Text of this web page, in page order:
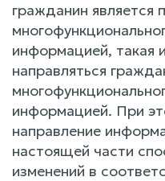
гражданин является
информацией, такая
направляться
информацией. При
направление
настоящей части
изменений в